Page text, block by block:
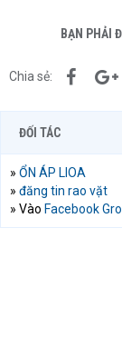
BẠN PHẢI
Chia sẻ:
ĐỐI TÁC
» ỔN ÁP LIOA
» đăng tin rao vặt
» Vào Facebook